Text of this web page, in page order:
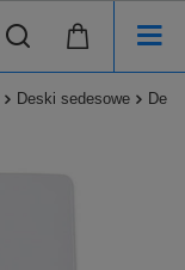
Deski sedesowe